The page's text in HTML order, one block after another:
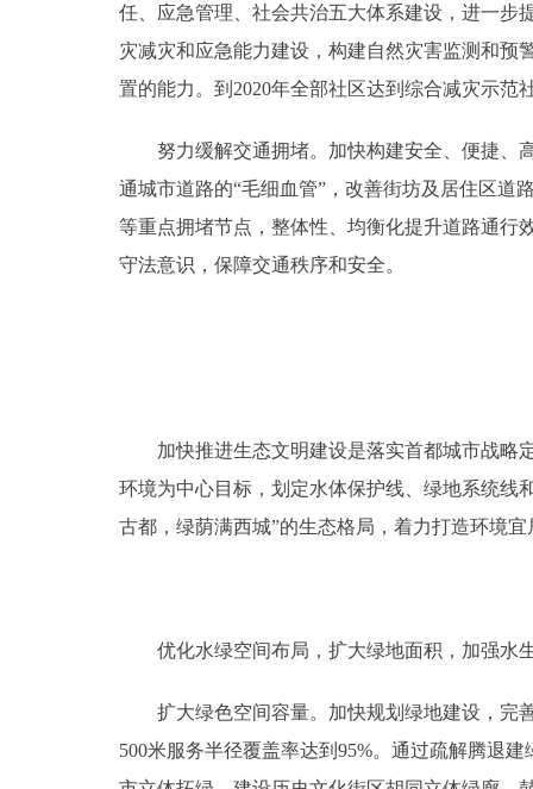
任、应急管理、社会共治五大体系建设，进一步
灾减灾和应急能力建设，构建自然灾害监测和预
置的能力。到2020年全部社区达到综合减灾示范
努力缓解交通拥堵。加快构建安全、便捷、高
通城市道路的“毛细血管”，改善街坊及居住区道
等重点拥堵节点，整体性、均衡化提升道路通行
守法意识，保障交通秩序和安全。
加快推进生态文明建设是落实首都城市战略定
环境为中心目标，划定水体保护线、绿地系统线
古都，绿荫满西城”的生态格局，着力打造环境
优化水绿空间布局，扩大绿地面积，加强水生
扩大绿色空间容量。加快规划绿地建设，完善
500米服务半径覆盖率达到95%。通过疏解腾退